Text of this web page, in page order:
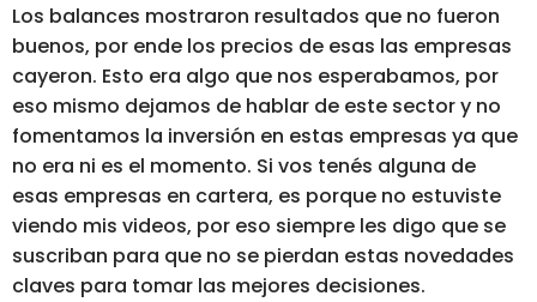
Los balances mostraron resultados que no fueron
buenos, por ende los precios de esas las empresas
cayeron. Esto era algo que nos esperabamos, por
eso mismo dejamos de hablar de este sector y no
fomentamos la inversión en estas empresas ya que
no era ni es el momento. Si vos tenés alguna de
esas empresas en cartera, es porque no estuviste
viendo mis videos, por eso siempre les digo que se
suscriban para que no se pierdan estas novedades
claves para tomar las mejores decisiones.